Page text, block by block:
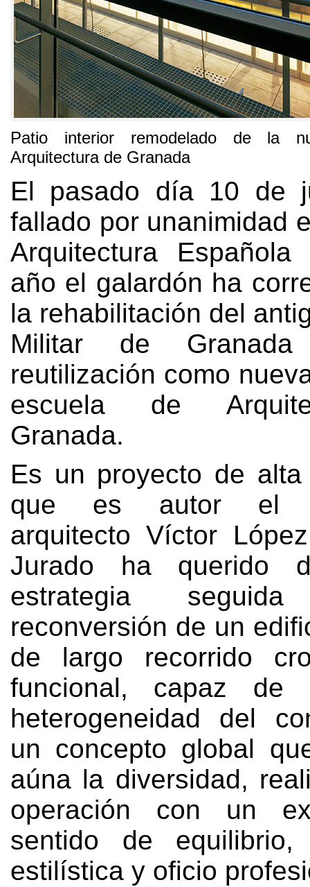
Patio interior remodelado de la
Arquitectura de Granada
El pasado día10 de
fallado por unanimidad
Arquitectura Española
año el galardón ha
la rehabilitación del
Militar de
reutilización como
escuela de
Granada.
Es un proyecto de
que es autor el
arquitecto Víctor
Jurado ha querido
estrategia
reconversión de un
de largo recorrido
funcional, capaz de
heterogeneidad del
un concepto global
aúna la diversidad,
operación con un
sentido de equilibrio
estilística y oficio